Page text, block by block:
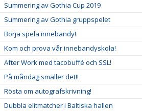
Summering av Gothia Cup 2019
Summering av Gothia gruppspelet
Börja spela innebandy!
Kom och prova vår innebandyskola!
After Work med tacobuffé och SSL!
På måndag smäller det!!
Rösta om autografskrivning!
Dubbla elitmatcher i Baltiska hallen